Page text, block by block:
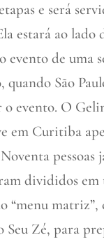
e será
estará ao
evento de
São
evento. O
em Curitiba
pessoas
divididos em
“menu
Zé, para